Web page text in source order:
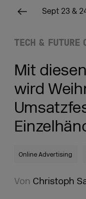
Sept 23 &
TECH & FUTURE
Mit
wird
Online Advertising
Von Christoph